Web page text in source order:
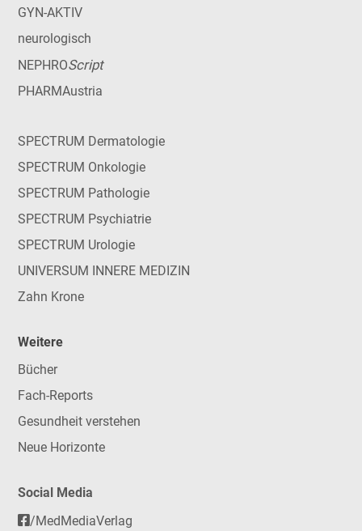
GYN-AKTIV
neurologisch
NEPHROScript
PHARMAustria
SPECTRUM Dermatologie
SPECTRUM Onkologie
SPECTRUM Pathologie
SPECTRUM Psychiatrie
SPECTRUM Urologie
UNIVERSUM INNERE MEDIZIN
Zahn Krone
Weitere
Bücher
Fach-Reports
Gesundheit verstehen
Neue Horizonte
Social Media
/MedMediaVerlag